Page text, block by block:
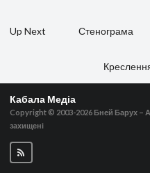
Up Next Стенограма
Кабала Медіа
Copyright © 2003-2026 Бней Барух –
захищені